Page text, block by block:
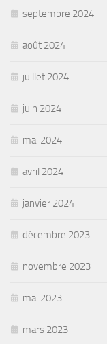
septembre 2024
août 2024
juillet 2024
juin 2024
mai 2024
avril 2024
janvier 2024
décembre 2023
novembre 2023
mai 2023
mars 2023